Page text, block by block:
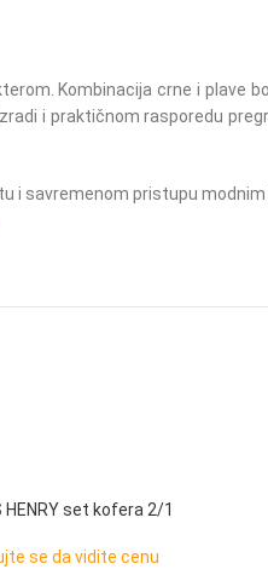
Kombinacija crne i plave
i praktičnom rasporedu
i savremenom pristupu
HENRY set kofera 2/1
se da vidite cenu